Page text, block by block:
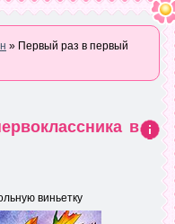
» Первый раз в первый
в
виньетку